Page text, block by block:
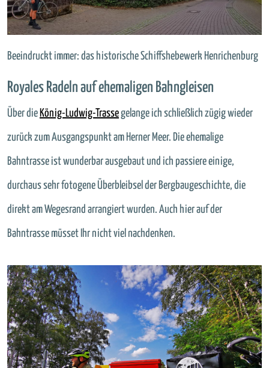
Beeindruckt immer: das historische Schiffshebewerk Henrichenburg
Royales Radeln auf ehemaligen Bahngleisen
Über die König-Ludwig-Trassegelange ich schließlich zügig wieder
zurück zum Ausgangspunkt am Herner Meer. Die ehemalige
Bahntrasse ist wunderbar ausgebaut und ich passiere einige,
durchaus sehr fotogene Überbleibsel der Bergbaugeschichte, die
direkt am Wegesrand arrangiert wurden. Auch hier auf der
Bahntrasse müsset Ihr nicht viel nachdenken.